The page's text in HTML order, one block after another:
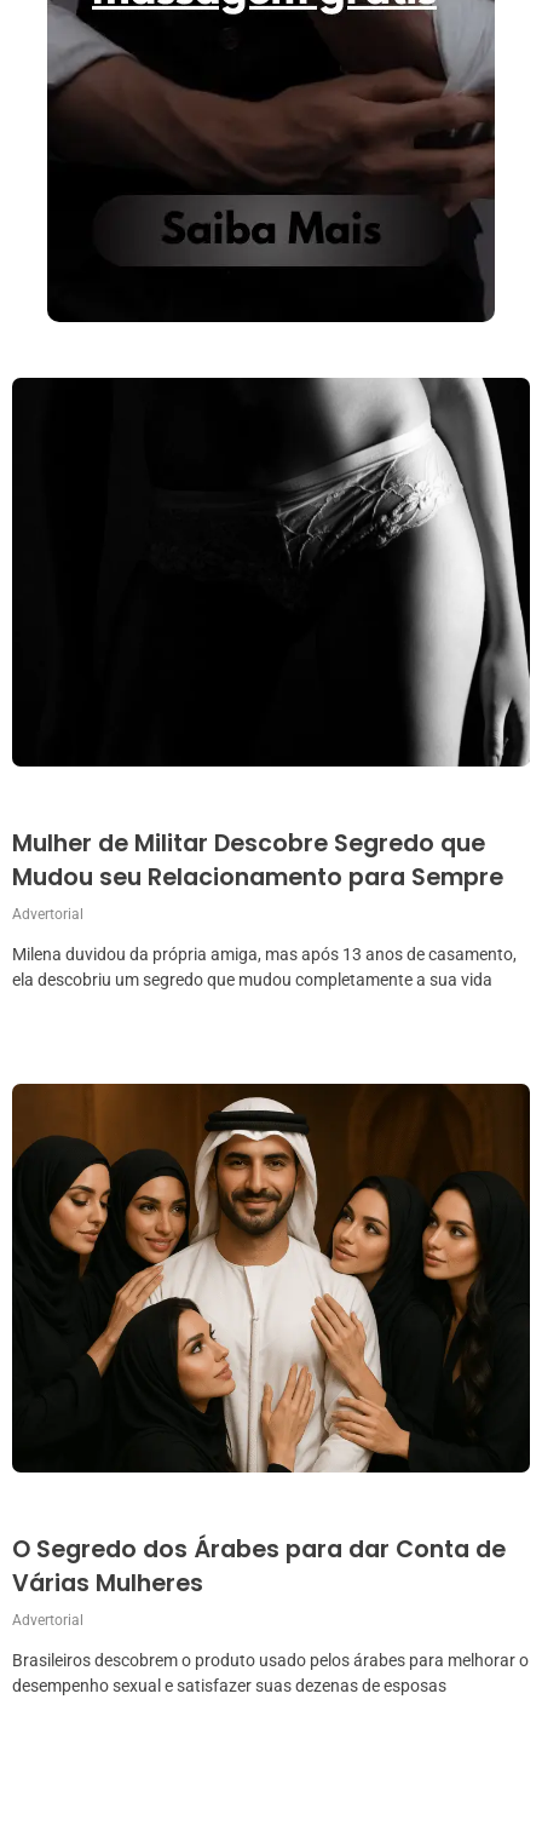
Mulher de Militar Descobre Segredo que
Mudou seu Relacionamento para Sempre
Advertorial
Milena duvidou da própria amiga, mas após 13 anos de casamento,
ela descobriu um segredo que mudou completamente a sua vida
O Segredo dos Árabes para dar Conta de
Várias Mulheres
Advertorial
Brasileiros descobrem o produto usado pelos árabes para melhorar o
desempenho sexual e satisfazer suas dezenas de esposas